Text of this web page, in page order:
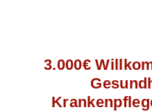
3.000€